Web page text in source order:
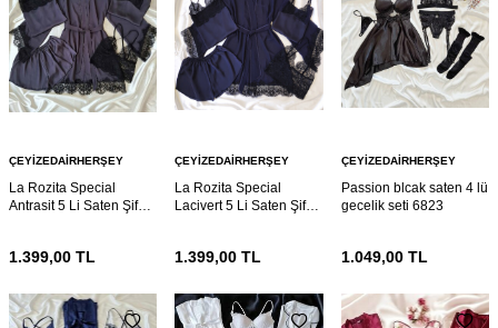
ÇEYIZEDAIRHERŞEY
La Rozita Special
Antrasit 5 Li Saten Şifon
1.399,00 TL
ÇEYIZEDAIRHERŞEY
La Rozita Special
Lacivert 5 Li Saten Şifon
1.399,00 TL
ÇEYIZEDAIRHERŞEY
Passion blcak saten 4 lü
gecelik seti 6823
1.049,00TL